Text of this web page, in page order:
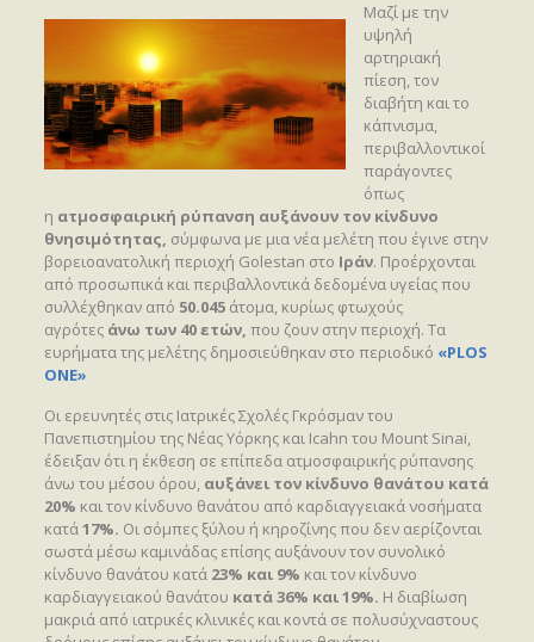
Μαζί με την
υψηλή
αρτηριακή
πίεση, τον
διαβήτη και το
κάπνισμα,
περιβαλλοντικοί
παράγοντες
όπως
η ατμοσφαιρική ρύπανση αυξάνουν τον κίνδυνο
θνησιμότητας, σύμφωνα με μια νέα μελέτη που έγινε στην
βορειοανατολική περιοχή Golestan στο Ιράν. Προέρχονται
από προσωπικά και περιβαλλοντικά δεδομένα υγείας που
συλλέχθηκαν από 50.045άτομα, κυρίως φτωχούς
αγρότες άνω των 40 ετών, που ζουν στην περιοχή. Τα
ευρήματα της μελέτης δημοσιεύθηκαν στο περιοδικό «PLOS
ONE»
Οι ερευνητές στις Ιατρικές Σχολές Γκρόσμαν του
Πανεπιστημίου της Νέας Υόρκης και Icahn του Mount Sinai,
έδειξαν ότι η έκθεση σε επίπεδα ατμοσφαιρικής ρύπανσης
άνω του μέσου όρου, αυξάνει τον κίνδυνο θανάτου κατά
20% και τον κίνδυνο θανάτου από καρδιαγγειακά νοσήματα
κατά17%. Οι σόμπες ξύλου ή κηροζίνης που δεν αερίζονται
σωστά μέσω καμινάδας επίσης αυξάνουν τον συνολικό
κίνδυνο θανάτου κατά 23% και 9% και τον κίνδυνο
καρδιαγγειακού θανάτου κατά 36% και 19%. Η διαβίωση
μακριά από ιατρικές κλινικές και κοντά σε πολυσύχναστους